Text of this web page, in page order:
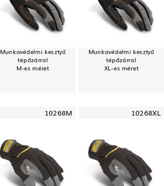
Munkavédelmi kesztyű
tépőzárral
M-es méret
Munkavédelmi kesztyű
tépőzárral
XL-es méret
10268M 10268XL